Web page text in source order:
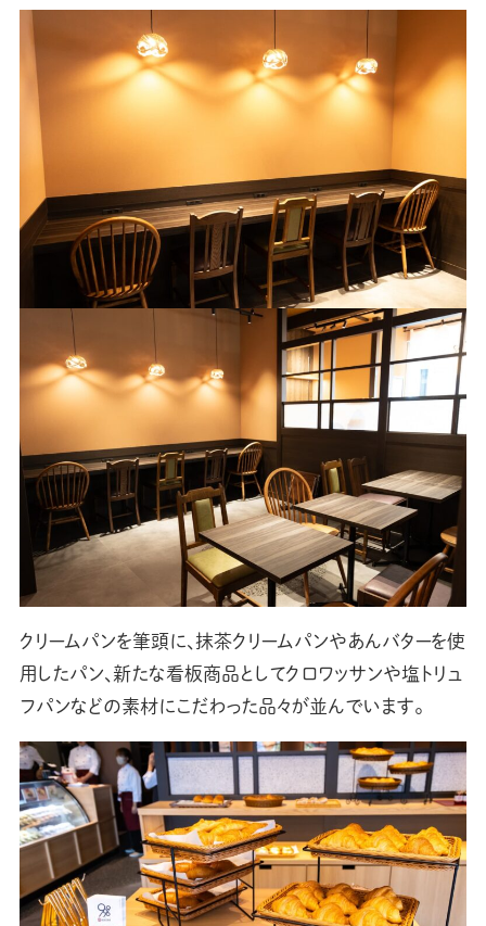
クリームパンを筆頭に、抹茶クリームパンやあんバターを使
用したパン、新たな看板商品としてクロワッサンや塩トリュ
フパンなどの素材にこだわった品々が並んでいます。